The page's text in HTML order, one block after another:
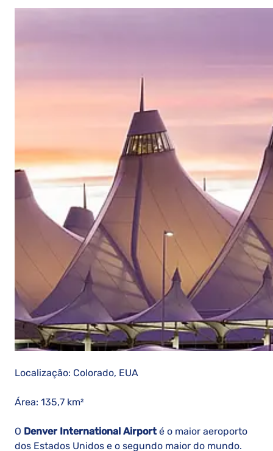
Localização: Colorado, EUA
Área: 135,7 km²
O Denver International Airporté o maior aeroporto
dos Estados Unidos e o segundo maior do mundo.